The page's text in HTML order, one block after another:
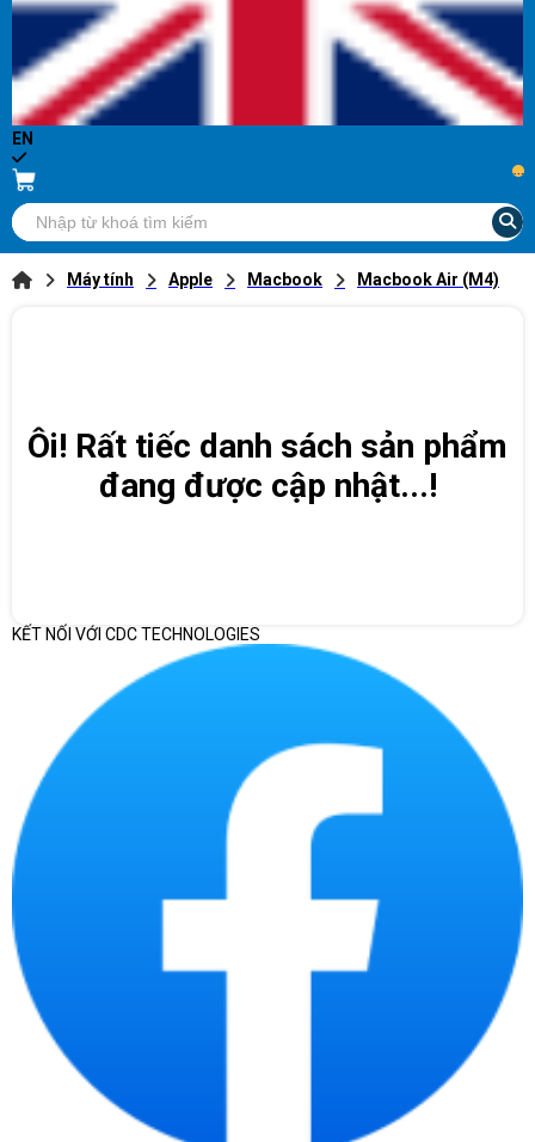
EN
...
Máy tính Apple Macbook Macbook Air (M4)
Ôi! Rất tiếc danh sách sản phẩm
đang được cập nhật...!
KẾT NỐI VỚI CDC TECHNOLOGIES